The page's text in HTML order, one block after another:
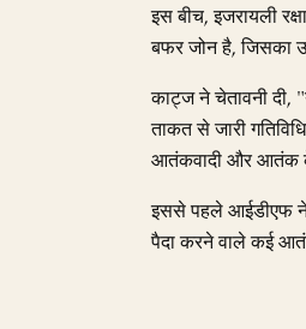
इस बीच, इजरायली
बफर जोन है, जिसका
काट्ज ने चेतावनी दी,
ताकत से जारी
आतंकवादी और आतंक
इससे पहले आईडीएफ ने
पैदा करने वाले कई